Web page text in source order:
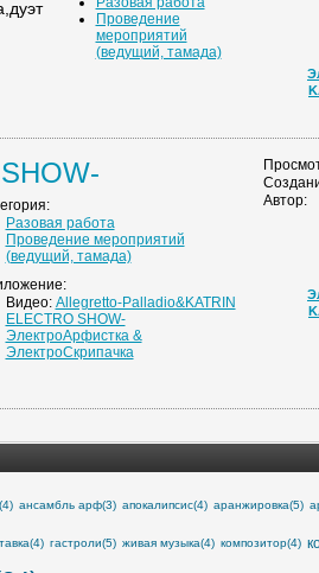
Проведение
мероприятий
(ведущий, тамада)
Разовая работа
Проведение мероприятий
(ведущий, тамада)
Видео: Allegretto-Palladio&KATRIN
ELECTRO SHOW-
ЭлектроАрфистка &
ЭлектроСкрипачка
Автор:
ансамбль арф(3) апокалипсис(4) аранжировка(5)
гастроли(5) живая музыка(4) композитор(4)